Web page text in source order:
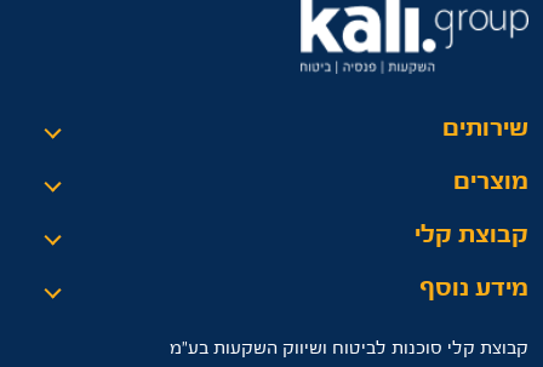
שירותים
מוצרים
קבוצת קלי
מידע נוסף
קבוצת קלי סוכנות לביטוח ושיווק השקעות בע"מ